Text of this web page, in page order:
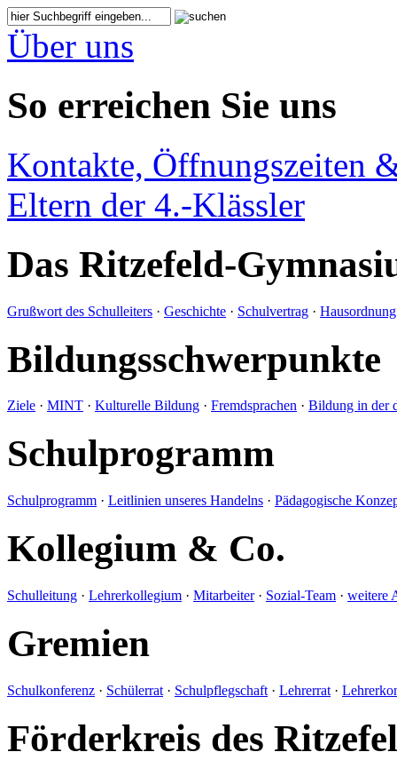
Über uns
So erreichen Sie uns
Kontakte, Öffnungszeiten
Eltern der 4.-Klässler
Das Ritzefeld-
Grußwort des Schulleiters · Geschichte · Schulvertrag · Hausordnung
Bildungsschwerpunkte
Ziele · MINT · Kulturelle Bildung · Fremdsprachen · Bildung in der
Schulprogramm
Schulprogramm · Leitlinien unseres Handelns · Pädagogische
Kollegium & Co.
Schulleitung · Lehrerkollegium · Mitarbeiter· Sozial-Team · weitere
Gremien
Schulkonferenz · Schülerrat · Schulpflegschaft · Lehrerrat ·
Förderkreis des